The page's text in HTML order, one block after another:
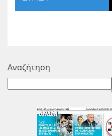
Αναζήτηση